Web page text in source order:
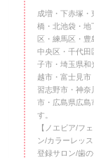
成増・下赤塚・
橋・北池袋・地
区・練馬区・豊
中央区・千代田
子市・埼玉県和
越市・富士見市
習志野市・神奈
市・広島県広
す。
【ノエビア/フ
ン/カラーレッ
登録サロン/歯